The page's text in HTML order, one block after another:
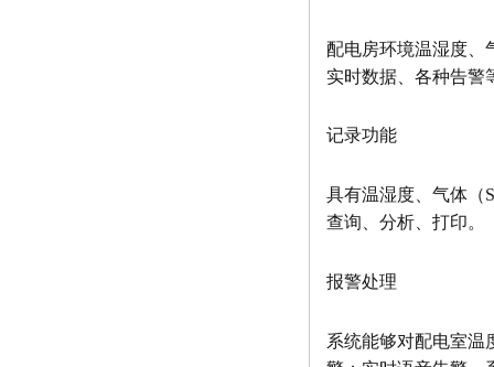
配电房环境温湿度、
实时数据、各种告警
记录功能
具有温湿度、气体（
查询、分析、打印。
报警处理
系统能够对配电室温